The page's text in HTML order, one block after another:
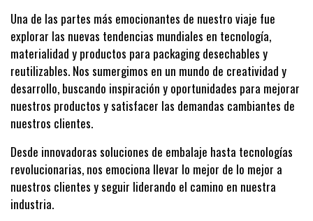
Una de las partes más emocionantes de nuestro viaje fue
explorar las nuevas tendencias mundiales en tecnología,
materialidad y productos para packaging desechables y
reutilizables. Nos sumergimos en un mundo de creatividad y
desarrollo, buscando inspiración y oportunidades para mejorar
nuestros productos y satisfacer las demandas cambiantes de
nuestros clientes.
Desde innovadoras soluciones de embalaje hasta tecnologías
revolucionarias, nos emociona llevar lo mejor de lo mejor a
nuestros clientes y seguir liderando el camino en nuestra
industria.